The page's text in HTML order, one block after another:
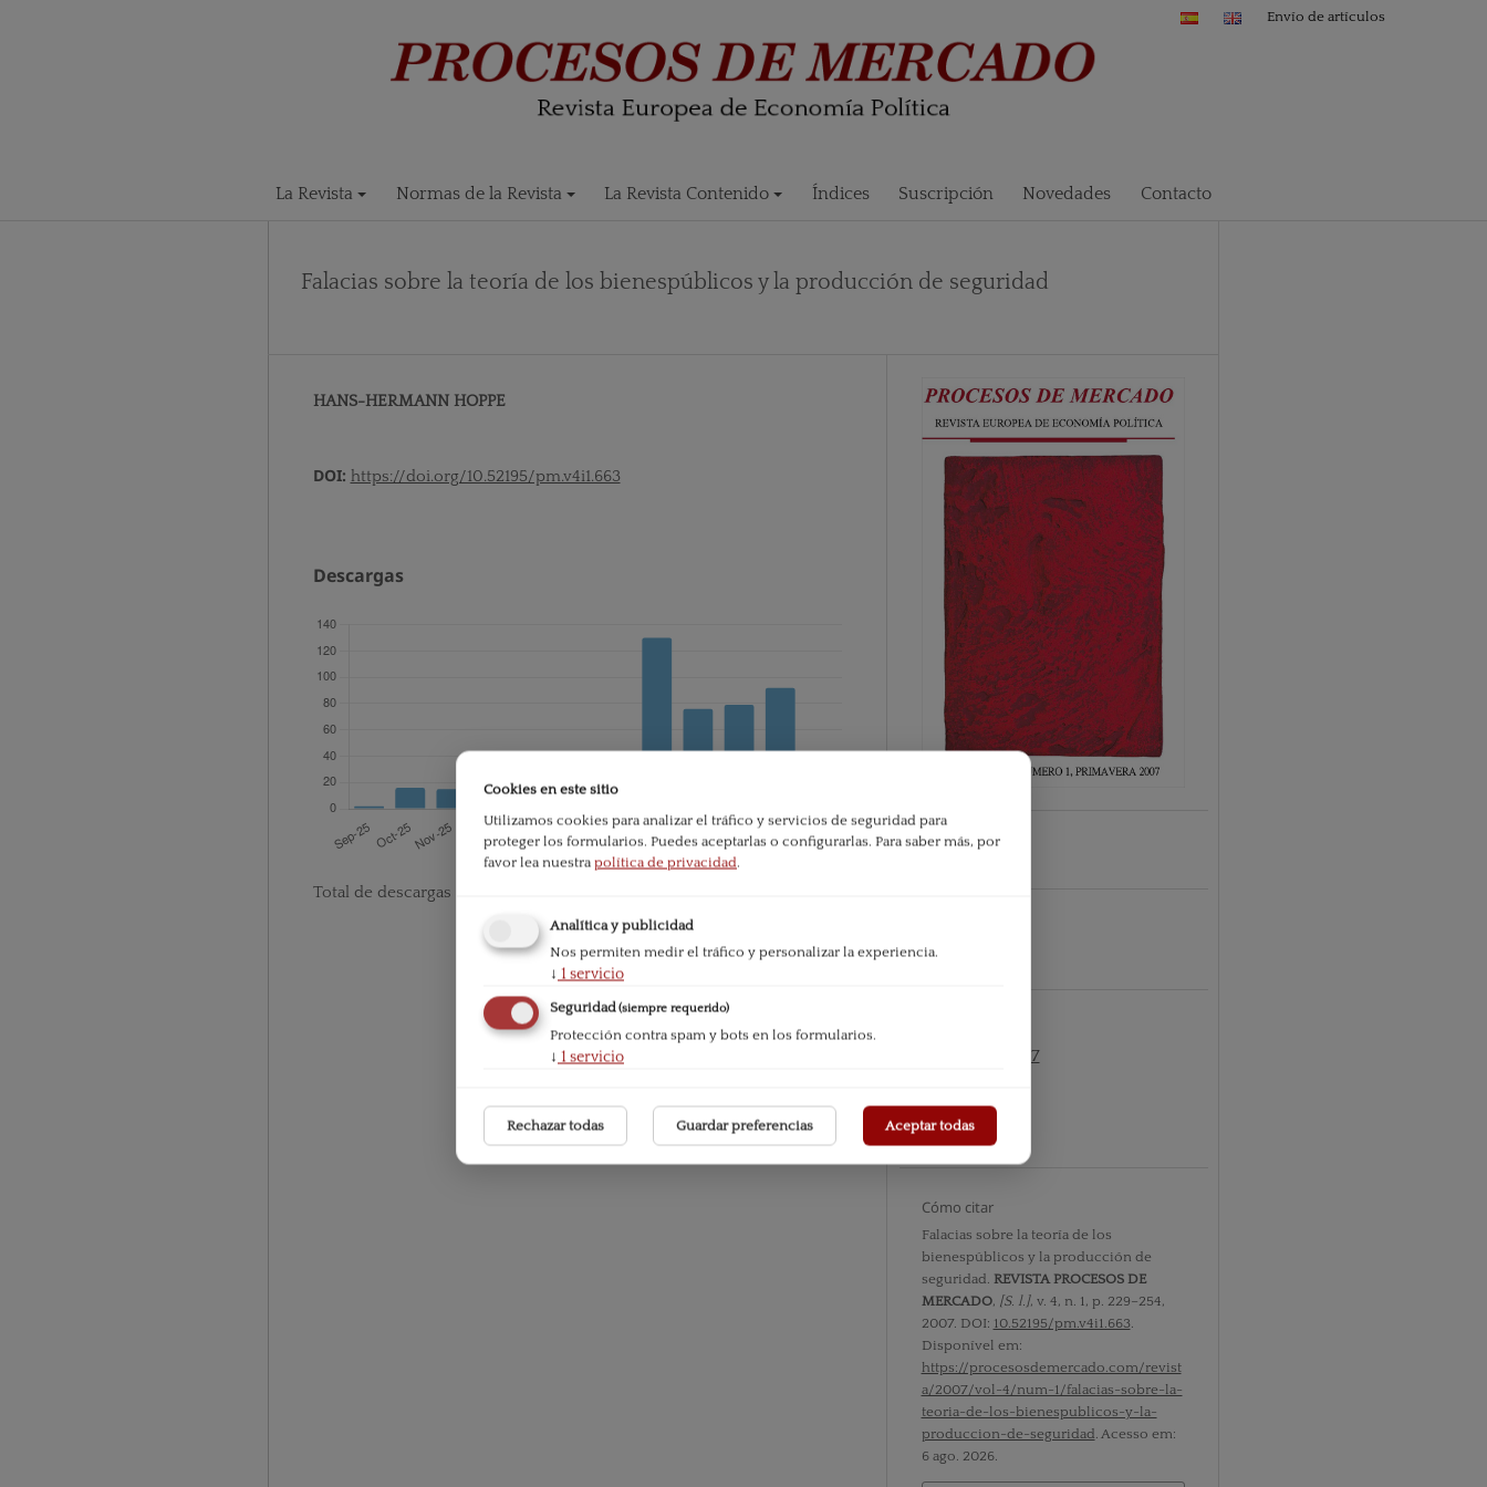
La Revista Normas de la Revista La Revista Contenido Índices Suscripción Novedades Contacto
Envío de artículos
Falacias sobre la teoría de los bienespúblicos y la producción de seguridad
HANS-HERMANN HOPPE
DOI: https://doi.org/10.52195/pm.v4i1.663
Descargas
Total de descargas desde la publicación:
PDF
2007-01-01
Vol. IV nº1 2007
Sección
Documentos
Cómo citar
Falacias sobre la teoría de los
bienespúblicos y la producción de
seguridad. REVISTA PROCESOS DE
MERCADO, [S. l.], v. 4, n. 1, p. 229–254,
2007. DOI: 10.52195/pm.v4i1.663.
Disponível em:
https://procesosdemercado.com/revist
a/2007/vol-4/num-1/falacias-sobre-la-
teoria-de-los-bienespublicos-y-la-
produccion-de-seguridad . Acesso em:
6 ago. 2026.
Cookies en este sitio
Utilizamos cookies para analizar el tráfico y servicios de seguridad para
proteger los formularios. Puedes aceptarlas o configurarlas. Para saber más, por
favor lea nuestra política de privacidad.
Analítica y publicidad
Nos permiten medir el tráfico y personalizar la experiencia.
↓ 1 servicio
Seguridad(siempre requerido)
Protección contra spam y bots en los formularios.
↓ 1 servicio
Rechazar todas Guardar preferencias Aceptar todas